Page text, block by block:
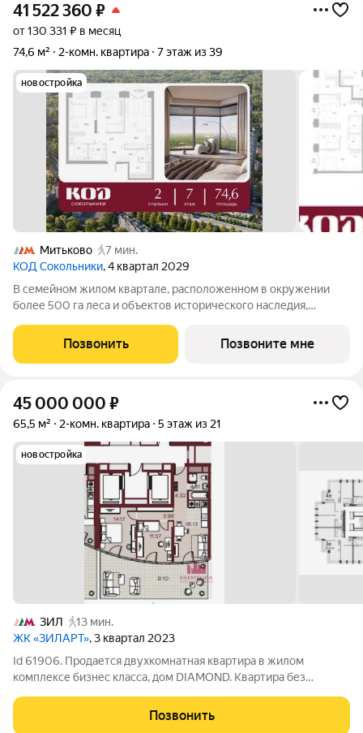
41 522 360 ₽
от 130 331 ₽ в месяц
74,6 м²
2-комн. квартира 7 этаж из 39
новостройка
Митьково
7 мин.
КОД Сокольники, 4 квартал 2029
В семейном жилом квартале, расположенном в окружении
более 500 га леса и объектов исторического наследия,
отделки. Квартира расположена на 7 этаже 39-этажного
корпуса №2.1 жилого квартала
Позвонить Позвоните мне
45 000 000 ₽
65,5 м² 2-комн. квартира 5 этаж из 21
новостройка
ЗИЛ
13 мин.
ЖК «ЗИЛАРТ», 3 квартал 2023
Id 61906. Продается двухкомнатная квартира в жилом
комплексе бизнес класса, дом DIAMOND. Квартира без
дизайнерские решения по вашим индивидуальными
предпочтениями. Благодаря тому, что окна
Позвонить